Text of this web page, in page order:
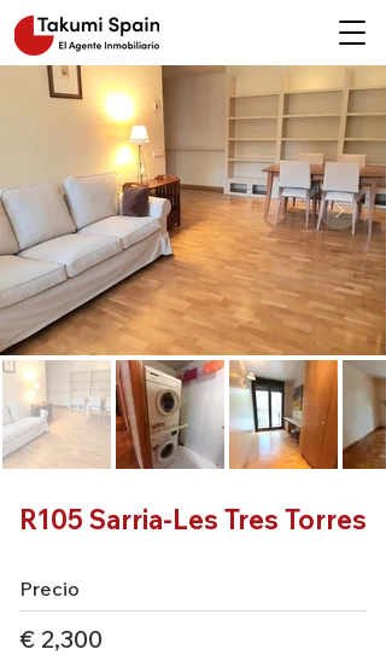
R105 Sarria-Les Tres Torres
Precio
€ 2,300